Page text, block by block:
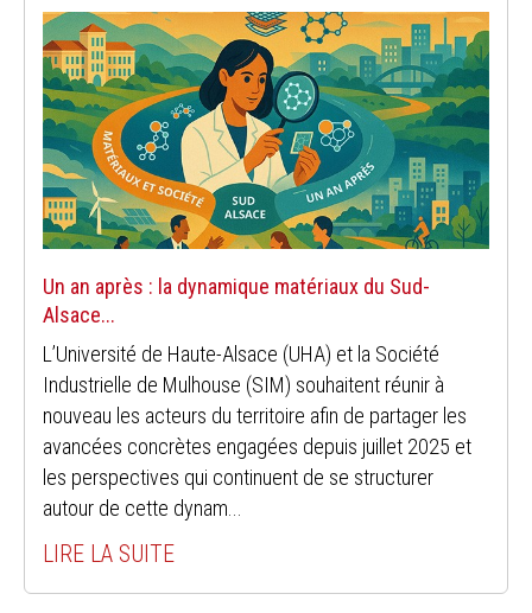
Un an après : la dynamique matériaux du Sud-
Alsace...
L’Université de Haute-Alsace (UHA) et la Société
Industrielle de Mulhouse (SIM) souhaitent réunir à
nouveau les acteurs du territoire afin de partager les
avancées concrètes engagées depuis juillet 2025 et
les perspectives qui continuent de se structurer
autour de cette dynam...
LIRE LA SUITE